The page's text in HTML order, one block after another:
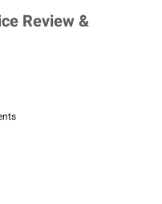
Review &